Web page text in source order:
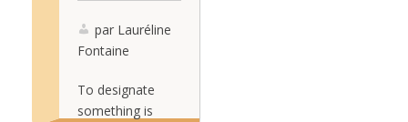
par Lauréline
Fontaine
To designate
something is